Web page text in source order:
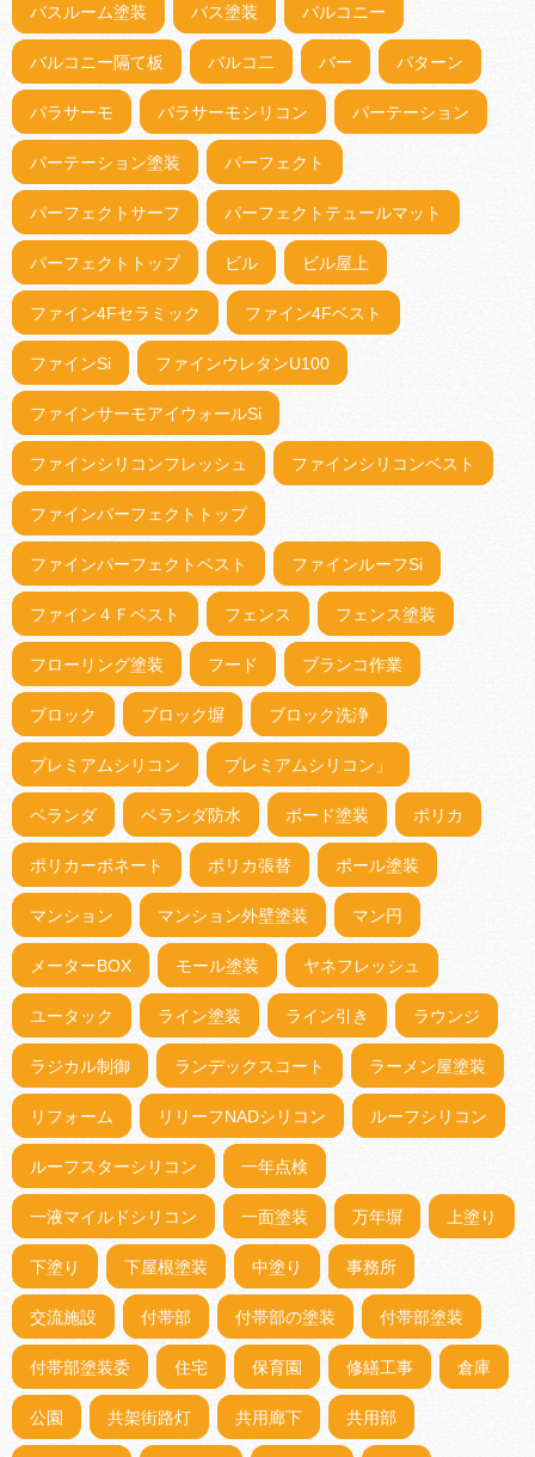
バスルーム塗装 バス塗装 バルコニー
バルコニー隔て板 バルコ二 バー パターン
パラサーモ パラサーモシリコン パーテーション
パーテーション塗装 パーフェクト
パーフェクトサーフ パーフェクトテュールマット
パーフェクトトップ ビル ビル屋上
ファイン4Fセラミック ファイン4Fベスト
ファインSi ファインウレタンU100
ファインサーモアイウォールSi
ファインシリコンフレッシュ ファインシリコンベスト
ファインパーフェクトトップ
ファインパーフェクトベスト ファインルーフSi
ファイン４Ｆベスト フェンス フェンス塗装
フローリング塗装 フード ブランコ作業
ブロック ブロック塀 ブロック洗浄
プレミアムシリコン プレミアムシリコン」
ベランダ ベランダ防水 ボード塗装 ポリカ
ポリカーボネート ポリカ張替 ポール塗装
マンション マンション外壁塗装 マン円
メーターBOX モール塗装 ヤネフレッシュ
ユータック ライン塗装 ライン引き ラウンジ
ラジカル制御 ランデックスコート ラーメン屋塗装
リフォーム リリーフNADシリコン ルーフシリコン
ルーフスターシリコン 一年点検
一液マイルドシリコン 一面塗装 万年塀 上塗り
下塗り 下屋根塗装 中塗り 事務所
交流施設 付帯部 付帯部の塗装 付帯部塗装
付帯部塗装委 住宅 保育園 修繕工事 倉庫
公園 共架街路灯 共用廊下 共用部